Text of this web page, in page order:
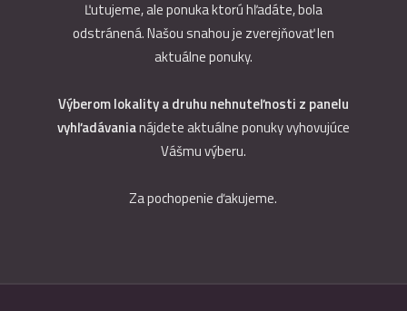
Ľutujeme, ale ponuka ktorú hľadáte, bola
odstránená. Našou snahou je zverejňovať len
aktuálne ponuky.
Výberom lokality a druhu nehnuteľnosti z panelu
vyhľadávanianájdete aktuálne ponuky vyhovujúce
Vášmu výberu.
Za pochopenie ďakujeme.